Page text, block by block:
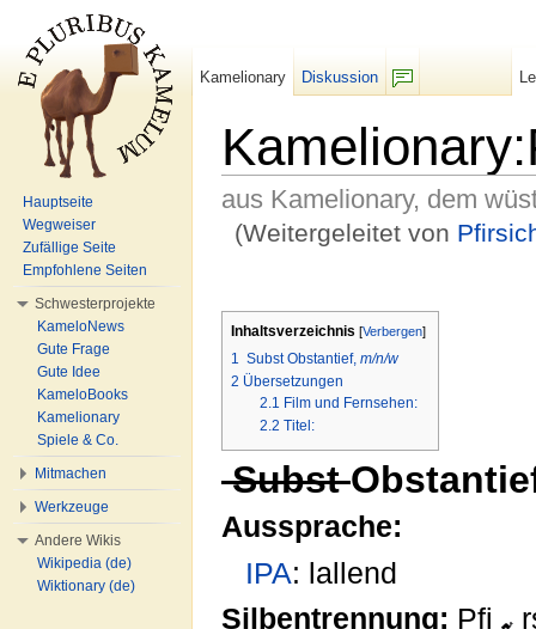
aus Kamelionary, dem
(Weitergeleitet von
Inhaltsverzeichnis [Verbergen]
1 Subst Obstantief, m/n/w
2 Übersetzungen
2.1 Film und Fernsehen:
2.2 Titel:
Subst
Aussprache:
IPA: lallend
Silbentrennung: Pfi
Kamelionary
Diskussion
Hauptseite
Wegweiser
Zufällige Seite
Empfohlene Seiten
Schwesterprojekte
KameloNews
Gute Frage
Gute Idee
KameloBooks
Kamelionary
Spiele & Co.
Mitmachen
Werkzeuge
Andere Wikis
Wikipedia (de)
Wiktionary (de)